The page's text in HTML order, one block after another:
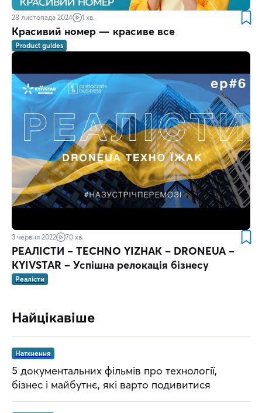
28 листопада 2024 1 хв.
Красивий номер — красиве все
Product guides
3 червня 2022 70 хв.
РЕАЛІСТИ – TECHNO YIZHAK – DRONЕUA –
KYIVSTAR – Успішна релокація бізнесу
Реалісти
Найцікавіше
Натхнення
5 документальних фільмів про технології,
бізнес і майбутнє, які варто подивитися